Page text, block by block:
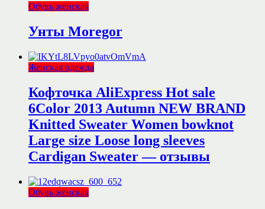
Обувь женская
Унты Moregor
Женская одежда
Кофточка AliExpress Hot sale
6Color 2013 Autumn NEW BRAND
Knitted Sweater Women bowknot
Large size Loose long sleeves
Cardigan Sweater — отзывы
Обувь женская